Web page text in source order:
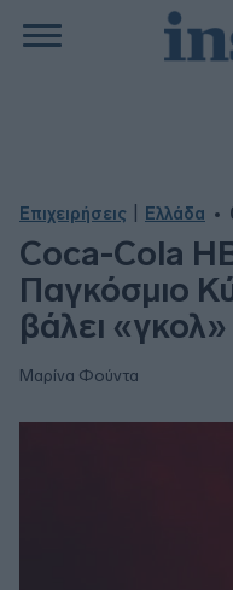
Επιχειρήσεις Ελλάδα
Coca-Cola
Παγκόσμιο
βάλει
Μαρίνα Φούντα